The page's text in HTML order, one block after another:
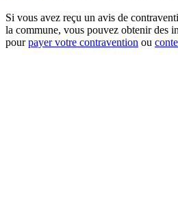
Si vous avez reçu un avis de
la commune, vous pouvez obtenir des
pourpayer votre contravention ou